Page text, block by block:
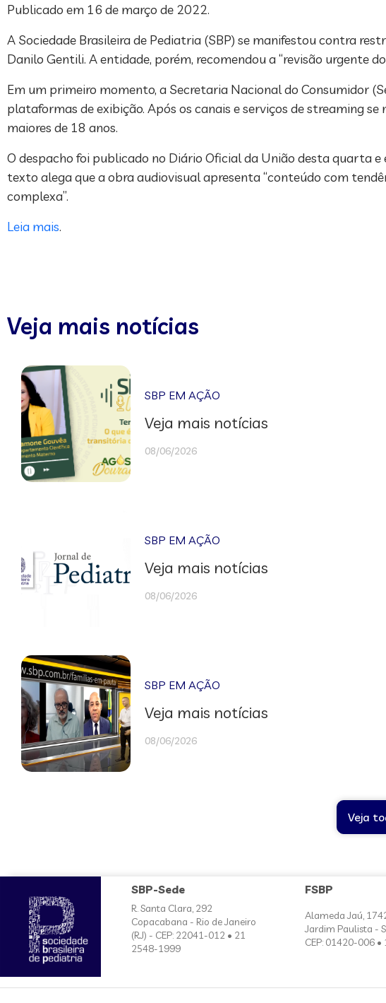
Publicado em 16 de março de 2022.
A Sociedade Brasileira de Pediatria (SBP) se manifestou contra
Danilo Gentili. A entidade, porém, recomendou a “revisão urgente
Em um primeiro momento, a Secretaria Nacional do Consumidor
plataformas de exibição. Após os canais e serviços de streaming
maiores de 18 anos.
O despacho foi publicado no Diário Oficial da União desta quarta
texto alega que a obra audiovisual apresenta “conteúdo com
complexa”.
Leia mais.
Veja mais notícias
SBP EM AÇÃO
Veja mais notícias
08/06/2026
SBP EM AÇÃO
Veja mais notícias
08/06/2026
SBP EM AÇÃO
Veja mais notícias
08/06/2026
Veja
SBP-Sede
R. Santa Clara, 292
Copacabana - Rio de Janeiro
(RJ) - CEP: 22041-012 • 21
2548-1999
FSBP
Alameda Jaú,
Jardim Paulista -
CEP: 01420-006